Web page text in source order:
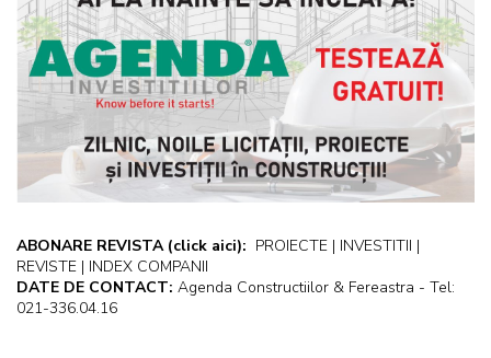
ABONARE REVISTA (click aici): PROIECTE | INVESTITII |
REVISTE | INDEX COMPANII
DATE DE CONTACT: Agenda Constructiilor & Fereastra - Tel:
021-336.04.16